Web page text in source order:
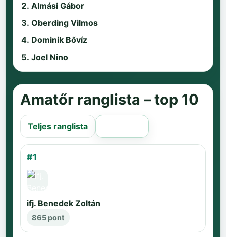
Almási Gábor
Oberding Vilmos
Dominik Bővíz
Joel Nino
Amatőr ranglista – top 10
Teljes ranglista
#1
ifj. Benedek Zoltán
865 pont